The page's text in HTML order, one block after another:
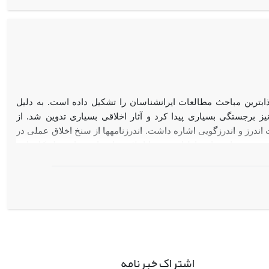
مباحث مطالعات ایران­شناسان را تشکیل داده است. به دلیل
برجستگی بسیاری پیدا کرد و آثار اخلاقی بسیاری تدوین شد. از
و اندرزگویی اشاره داشت. اندرزنامه­ها از سنخ اخلاق عملی در
به چگونگی اخلاق هنجاری ایران باستان باشد و نشان خواهد داد
اشتراک خبرنامه